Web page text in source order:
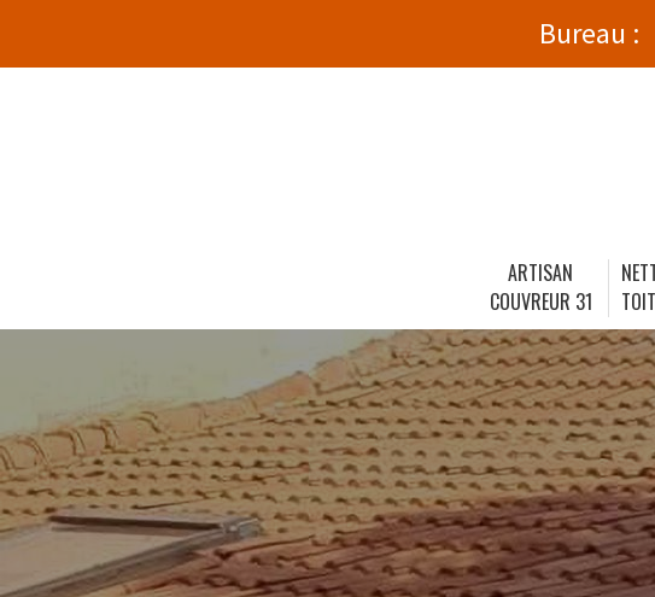
Bureau :
ARTISAN
COUVREUR 31